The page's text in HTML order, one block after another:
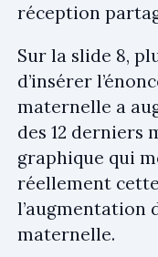
réception
Sur la slide 8,
d’insérer
maternelle a
des 12 derniers
graphique qui
réellement
l’augmentation
maternelle.